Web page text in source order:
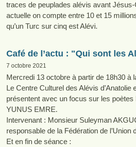
traces de peuplades alévis avant Jésus-
actuelle on compte entre 10 et 15
qu’un Turc sur cinq est Alévi.
Café de l’actu : "Qui sont les
7 octobre 2021
Mercredi 13 octobre à partir de 18h30 à
Le Centre Culturel des Alévis d’Anatolie
présentent avec un focus sur les
YUNUS EMRE.
Intervenant : Monsieur Suleyman
responsable de la Fédération de l’Union
Et en fin de séance :